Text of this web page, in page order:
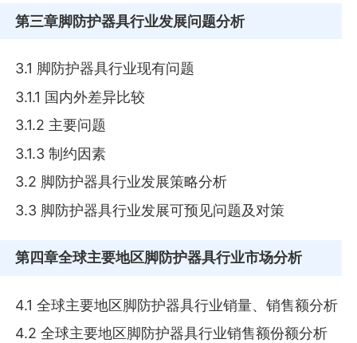
第三章脚防护器具行业发展问题分析
3.1 脚防护器具行业现有问题
3.1.1 国内外差异比较
3.1.2 主要问题
3.1.3 制约因素
3.2 脚防护器具行业发展策略分析
3.3 脚防护器具行业发展可预见问题及对策
第四章全球主要地区脚防护器具行业市场分析
4.1 全球主要地区脚防护器具行业销量、销售额分析
4.2 全球主要地区脚防护器具行业销售额份额分析